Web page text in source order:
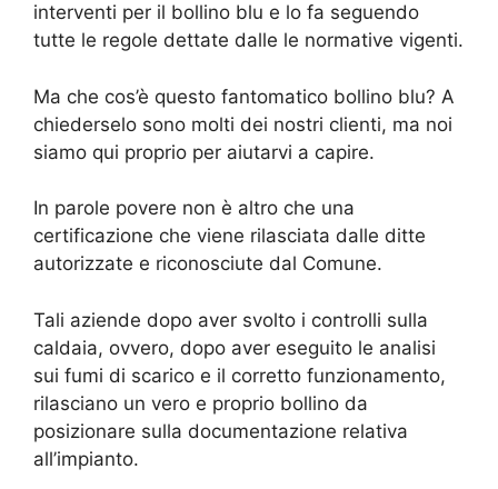
interventi per il bollino blu e lo fa seguendo
tutte le regole dettate dalle le normative vigenti.
Ma che cos’è questo fantomatico bollino blu? A
chiederselo sono molti dei nostri clienti, ma noi
siamo qui proprio per aiutarvi a capire.
In parole povere non è altro che una
certificazione che viene rilasciata dalle ditte
autorizzate e riconosciute dal Comune.
Tali aziende dopo aver svolto i controlli sulla
caldaia, ovvero, dopo aver eseguito le analisi
sui fumi di scarico e il corretto funzionamento,
rilasciano un vero e proprio bollino da
posizionare sulla documentazione relativa
all’impianto.